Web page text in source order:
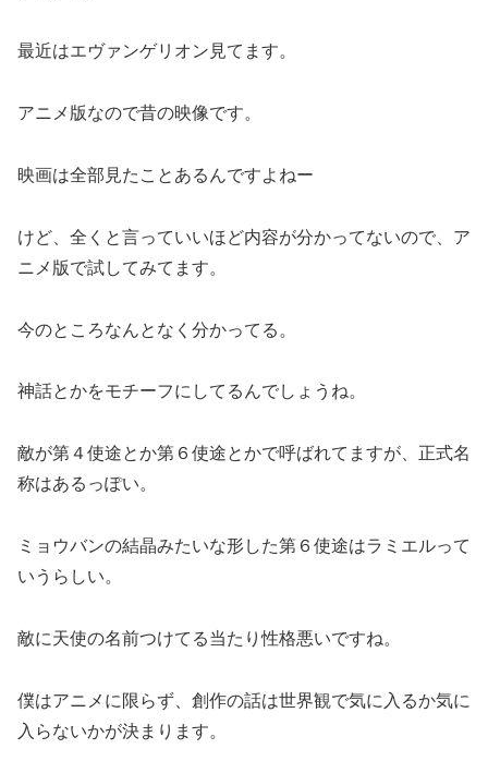
最近はエヴァンゲリオン見てます。
アニメ版なので昔の映像です。
映画は全部見たことあるんですよねー
けど、全くと言っていいほど内容が分かってないので、ア
ニメ版で試してみてます。
今のところなんとなく分かってる。
神話とかをモチーフにしてるんでしょうね。
敵が第４使途とか第６使途とかで呼ばれてますが、正式名
称はあるっぽい。
ミョウバンの結晶みたいな形した第６使途はラミエルって
いうらしい。
敵に天使の名前つけてる当たり性格悪いですね。
僕はアニメに限らず、創作の話は世界観で気に入るか気に
入らないかが決まります。